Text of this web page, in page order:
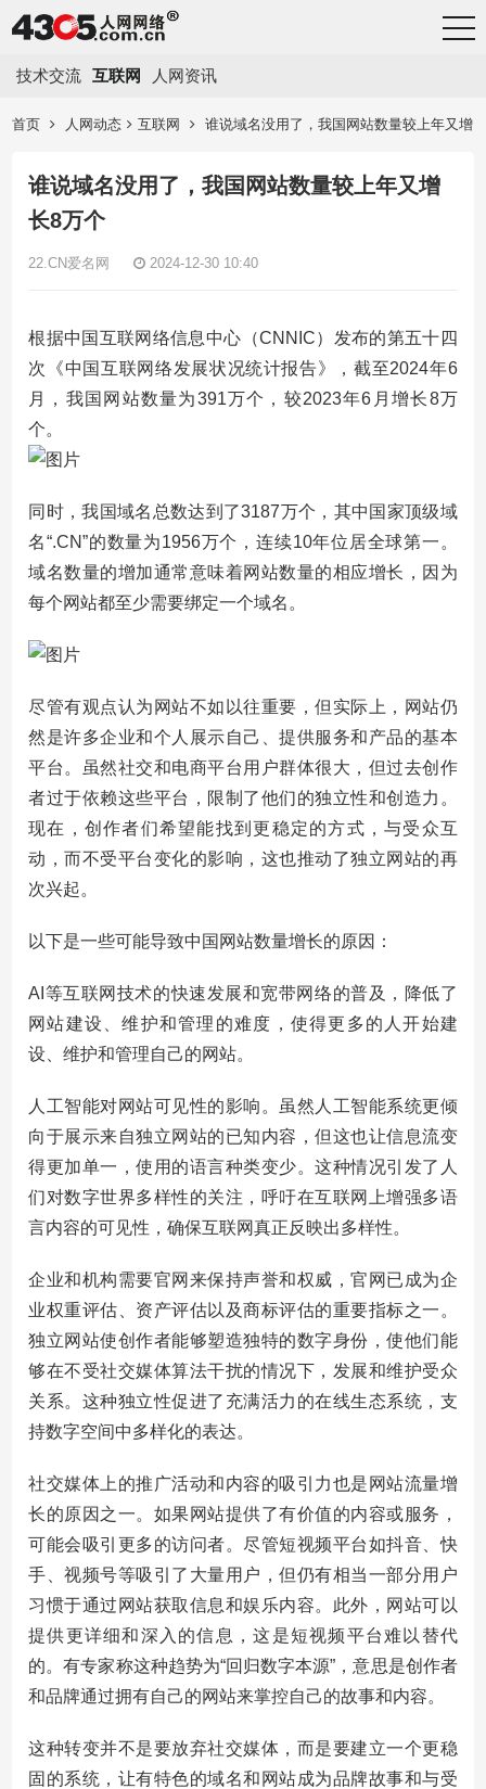
技术交流 互联网 人网资讯
首页 人网动态 互联网
谁说域名没用了，我国网站数量较上年又增
谁说域名没用了，我国网站数量较上年又增
长8万个
22.CN爱名网 2024-12-30 10:40
根据中国互联网络信息中心（CNNIC）发布的第五十四
次《中国互联网络发展状况统计报告》，截至2024年6
月，我国网站数量为391万个，较2023年6月增长8万
个。
同时，我国域名总数达到了3187万个，其中国家顶级域
名“.CN”的数量为1956万个，连续10年位居全球第一。
域名数量的增加通常意味着网站数量的相应增长，因为
每个网站都至少需要绑定一个域名。
尽管有观点认为网站不如以往重要，但实际上，网站仍
然是许多企业和个人展示自己、提供服务和产品的基本
平台。虽然社交和电商平台用户群体很大，但过去创作
者过于依赖这些平台，限制了他们的独立性和创造力。
现在，创作者们希望能找到更稳定的方式，与受众互
动，而不受平台变化的影响，这也推动了独立网站的再
次兴起。
以下是一些可能导致中国网站数量增长的原因：
AI等互联网技术的快速发展和宽带网络的普及，降低了
网站建设、维护和管理的难度，使得更多的人开始建
设、维护和管理自己的网站。
人工智能对网站可见性的影响。虽然人工智能系统更倾
向于展示来自独立网站的已知内容，但这也让信息流变
得更加单一，使用的语言种类变少。这种情况引发了人
们对数字世界多样性的关注，呼吁在互联网上增强多语
言内容的可见性，确保互联网真正反映出多样性。
企业和机构需要官网来保持声誉和权威，官网已成为企
业权重评估、资产评估以及商标评估的重要指标之一。
独立网站使创作者能够塑造独特的数字身份，使他们能
够在不受社交媒体算法干扰的情况下，发展和维护受众
关系。这种独立性促进了充满活力的在线生态系统，支
持数字空间中多样化的表达。
社交媒体上的推广活动和内容的吸引力也是网站流量增
长的原因之一。如果网站提供了有价值的内容或服务，
可能会吸引更多的访问者。尽管短视频平台如抖音、快
手、视频号等吸引了大量用户，但仍有相当一部分用户
习惯于通过网站获取信息和娱乐内容。此外，网站可以
提供更详细和深入的信息，这是短视频平台难以替代
的。有专家称这种趋势为“回归数字本源”，意思是创作者
和品牌通过拥有自己的网站来掌控自己的故事和内容。
这种转变并不是要放弃社交媒体，而是要建立一个更稳
固的系统，让有特色的域名和网站成为品牌故事和与受